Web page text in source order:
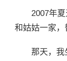
2007年
和姑姑一家，
那天，